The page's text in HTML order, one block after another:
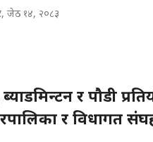
जेठ १४, २०८३
र पौडी
र विधागत